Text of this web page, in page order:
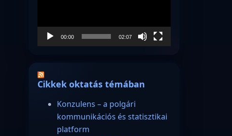
00:00 02:07
Cikkek oktatás témában
Konzulens – a polgári
kommunikációs és statisztikai
platform